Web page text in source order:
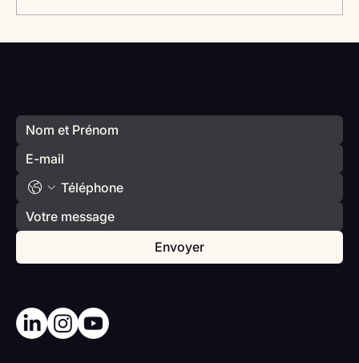
Envoyer